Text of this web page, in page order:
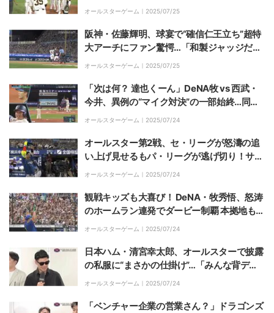
っこり「めったに見られないぞ」
オールスターゲーム｜ 2025/07/25
阪神・佐藤輝明、球宴で“確信仁王立ち”超特
大アーチにファン驚愕…「和製ジャッジだ」
ハマスタの“ほぼ場外”にぶち込む衝撃弾
オールスターゲーム｜ 2025/07/25
「次は何？ 達也くーん」DeNA牧 vs 西武・
今井、異例の“マイク対決”の一部始終…同級
生ならではの“煽りあい合戦”に視聴者爆笑
オールスターゲーム｜ 2025/07/24
オールスター第2戦、セ・リーグが怒濤の追
い上げ見せるもパ・リーグが逃げ切り！サイ
クル未達も清宮幸太郎が完璧な1発
オールスターゲーム｜ 2025/07/24
観戦キッズも大喜び！ DeNA・牧秀悟、怒涛
のホームラン連発でダービー制覇 本拠地も大
熱狂「横浜優勝！」
オールスターゲーム｜ 2025/07/24
日本ハム・清宮幸太郎、オールスターで披露
の私服に“まさかの仕掛け”…「みんな背デカ
イんで」超ゴージャスな“厚底”にファン驚愕
オールスターゲーム｜ 2025/07/24
「ベンチャー企業の営業さん？」ドラゴンズ